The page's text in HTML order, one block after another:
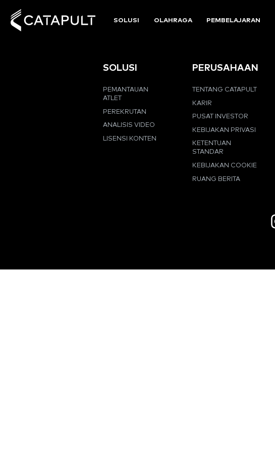
SOLUSI OLAHRAGA PEMBELAJARAN
SOLUSI
PEMANTAUAN
ATLET
PEREKRUTAN
ANALISIS VIDEO
LISENSI KONTEN
PERUSAHAAN
TENTANG CATAPULT
KARIR
PUSAT INVESTOR
KEBIJAKAN PRIVASI
KETENTUAN
STANDAR
KEBIJAKAN COOKIE
RUANG BERITA